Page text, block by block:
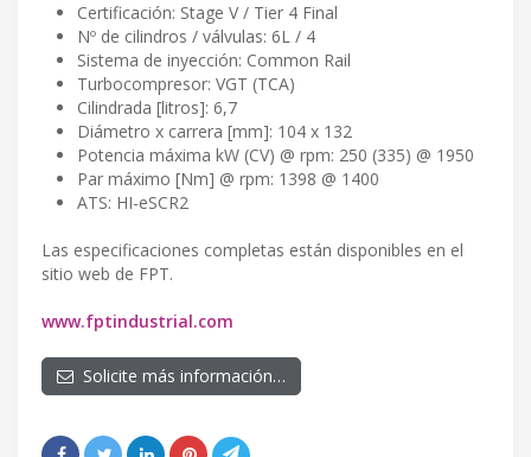
Certificación: Stage V / Tier 4 Final
Nº de cilindros / válvulas: 6L / 4
Sistema de inyección: Common Rail
Turbocompresor: VGT (TCA)
Cilindrada [litros]: 6,7
Diámetro x carrera [mm]: 104 x 132
Potencia máxima kW (CV) @ rpm: 250 (335) @ 1950
Par máximo [Nm] @ rpm: 1398 @ 1400
ATS: HI-eSCR2
Las especificaciones completas están disponibles en el
sitio web de FPT.
www.fptindustrial.com
Solicite más información…